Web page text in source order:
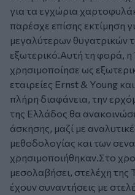
για τα εγχώρια
παρέσχε επίσης εκτίμηση
μεγαλύτερων θυγατρικών
εξωτερικό.Αυτή τη φορά,
χρησιμοποίησε ως
εταιρείες Ernst & Young
πλήρη διαφάνεια, την
της Ελλάδος θα
άσκησης, μαζί με
μεθοδολογίας και των
χρησιμοποιήθηκαν.Στο
μεσολαβήσει, στελέχη
έχουν συναντήσεις με